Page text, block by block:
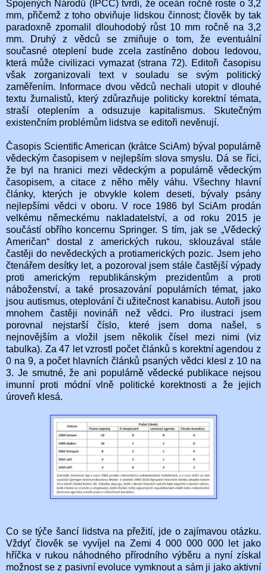
Spojených Národů (IPCC) tvrdí, že oceán ročně roste o 3,2
mm, přičemž z toho obviňuje lidskou činnost; člověk by tak
paradoxně zpomalil dlouhodobý růst 10 mm ročně na 3,2
mm. Druhý z vědců se zmiňuje o tom, že eventuální
současné oteplení bude zcela zastíněno dobou ledovou,
která může civilizaci vymazat (strana 72). Editoři časopisu
však zorganizovali text v souladu se svým politický
zaměřením. Informace dvou vědců nechali utopit v dlouhé
textu žurnalistů, který zdůrazňuje politicky korektní témata,
straší oteplením a odsuzuje kapitalismus. Skutečným
existenčním problémům lidstva se editoři nevěnují.
Časopis Scientific American (krátce SciAm) býval populárně
vědeckým časopisem v nejlepším slova smyslu. Dá se říci,
že byl na hranici mezi vědeckým a populárně vědeckým
časopisem, a citace z něho měly váhu. Všechny hlavní
články, kterých je obvykle kolem deseti, bývaly psány
nejlepšími vědci v oboru. V roce 1986 byl SciAm prodán
velkému německému nakladatelství, a od roku 2015 je
součástí obřího koncernu Springer. S tím, jak se „Vědecký
Američan“ dostal z amerických rukou, sklouzával stále
častěji do nevědeckých a protiamerických pozic. Jsem jeho
čtenářem desítky let, a pozoroval jsem stále častější výpady
proti americkým republikánským prezidentům a proti
náboženství, a také prosazování populárních témat, jako
jsou autismus, oteplování či užitečnost kanabisu. Autoři jsou
mnohem častěji novináři než vědci. Pro ilustraci jsem
porovnal nejstarší číslo, které jsem doma našel, s
nejnovějším a vložil jsem několik čísel mezi nimi (viz
tabulka). Za 47 let vzrostl počet článků s korektní agendou z
0 na 9, a počet hlavních článků psaných vědci klesl z 10 na
3. Je smutné, že ani populárně vědecké publikace nejsou
imunní proti módní vlně politické korektnosti a že jejich
úroveň klesá.
Co se týče šancí lidstva na přežití, jde o zajímavou otázku.
Vždyť člověk se vyvíjel na Zemi 4 000 000 000 let jako
hříčka v rukou náhodného přírodního výběru a nyní získal
možnost se z pasivní evoluce vymknout a sám ji jako aktivní